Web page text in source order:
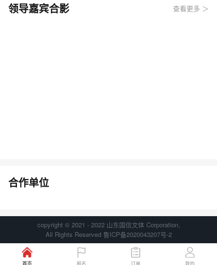
领导嘉宾合影 查看更多 ＞
合作单位
copyright © 2021 - 2022 山东国信文体 Corporation,
All Rights Reserved 鲁ICP备2020043207号-2
首页 报名 订单 我的